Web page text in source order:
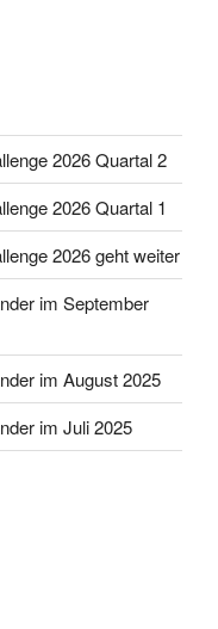
2026 Quartal 2
2026 Quartal 1
2026 geht weiter
im September
im August 2025
im Juli 2025